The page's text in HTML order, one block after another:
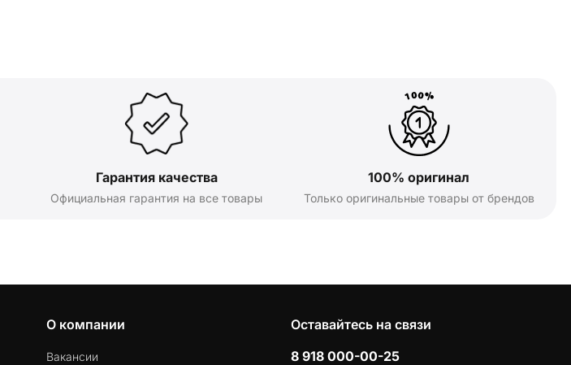
Гарантия качества
Официальная гарантия на все товары
100% оригинал
Только оригинальные товары от брендов
О компании
Вакансии
Оставайтесь на связи
8 918 000-00-25